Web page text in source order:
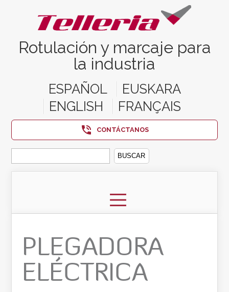
Rotulación y marcaje para
la industria
ESPAÑOL
EUSKARA
ENGLISH
FRANÇAIS
CONTÁCTANOS
Buscar:
PLEGADORA
ELÉCTRICA